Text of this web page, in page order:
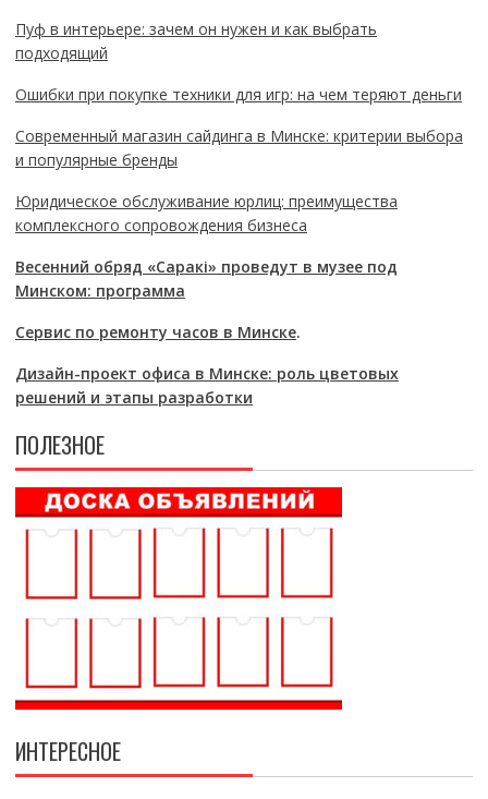
Пуф в интерьере: зачем он нужен и как выбрать
подходящий
Ошибки при покупке техники для игр: на чем теряют деньги
Современный магазин сайдинга в Минске: критерии выбора
и популярные бренды
Юридическое обслуживание юрлиц: преимущества
комплексного сопровождения бизнеса
Весенний обряд «Саракі» проведут в музее под
Минском: программа
Сервис по ремонту часов в Минске.
Дизайн-проект офиса в Минске: роль цветовых
решений и этапы разработки
ПОЛЕЗНОЕ
ИНТЕРЕСНОЕ